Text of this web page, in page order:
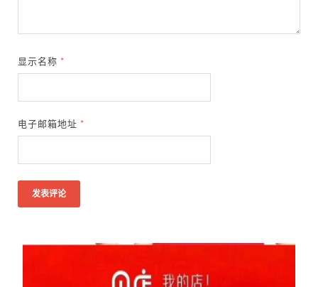
显示名称 *
电子邮箱地址 *